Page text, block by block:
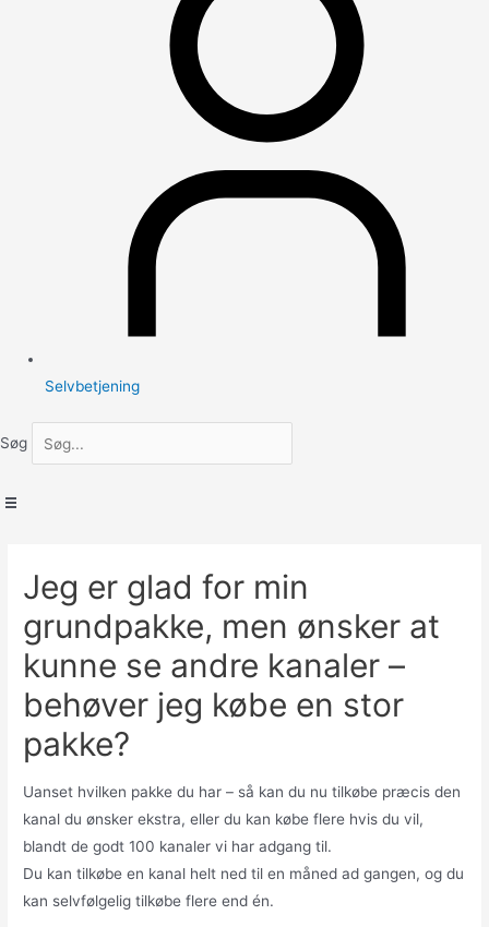
Selvbetjening
Søg
Jeg er glad for min
grundpakke, men ønsker at
kunne se andre kanaler –
behøver jeg købe en stor
pakke?
Uanset hvilken pakke du har – så kan du nu tilkøbe præcis den
kanal du ønsker ekstra, eller du kan købe flere hvis du vil,
blandt de godt 100 kanaler vi har adgang til.
Du kan tilkøbe en kanal helt ned til en måned ad gangen, og du
kan selvfølgelig tilkøbe flere end én.